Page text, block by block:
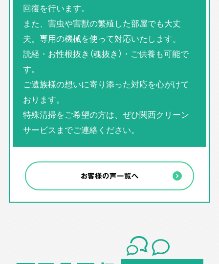
回復を行います。
また、害虫や害獣の繁殖した部屋でも大丈
夫。専用の機械を使って対応いたします。
読経・お性根抜き（魂抜き）・ご供養も可能で
す。
ご遺族様の想いに寄り添った対応を心がけて
おります。
特殊清掃をご希望の方は、ぜひ関西クリーン
サービスまでご連絡ください。
お客様の声一覧へ